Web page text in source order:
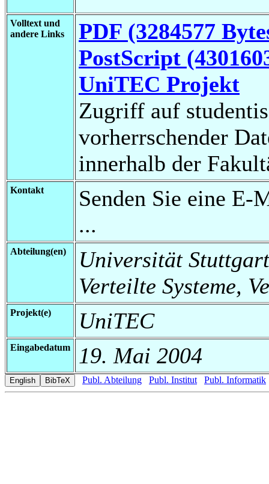
Volltext und
andere Links
PDF (3284577
PostScript
UniTEC Projekt
Zugriff auf
vorherrschender
innerhalb der
Kontakt
Senden Sie eine E-
...
Abteilung(en)
Universität
Verteilte Systeme,
Projekt(e) UniTEC
Eingabedatum 19. Mai 2004
Publ. Abteilung Publ. Institut Publ. Informatik